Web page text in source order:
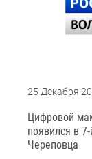
25 Декабря
Цифровой
появился в
Череповца